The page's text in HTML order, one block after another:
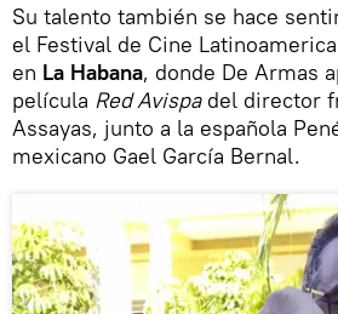
Su talento también se hace
el Festival de Cine
en La Habana, donde De Armas
película Red Avispadel director
Assayas, junto a la española
mexicano Gael García Bernal.